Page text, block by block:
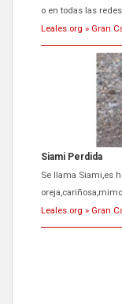
o en todas las
Leales.org » Gran
Siami Perdida
Se llama Siami,es
Leales.org » Gran